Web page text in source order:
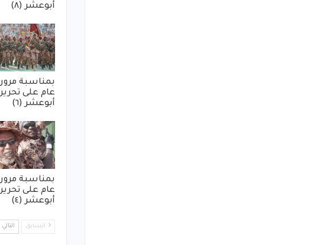
أبوعشر (٨)
بمناسبة مرور
عام على تحرير
أبوعشر (٦)
بمناسبة مرور
عام على تحرير
أبوعشر (٤)
السابق التالي